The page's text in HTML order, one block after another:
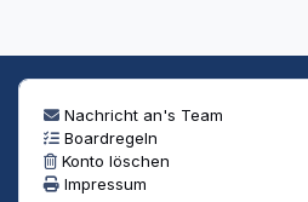
Nachricht an's Team
Boardregeln
Konto löschen
Impressum